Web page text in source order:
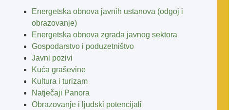
Energetska obnova javnih ustanova (odgoj i
obrazovanje)
Energetska obnova zgrada javnog sektora
Gospodarstvo i poduzetništvo
Javni pozivi
Kuća graševine
Kultura i turizam
Natječaji Panora
Obrazovanje i ljudski potencijali